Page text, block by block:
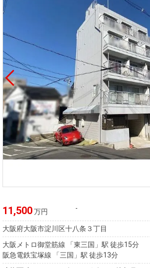
11,500万円 -
大阪府大阪市淀川区十八条３丁目
大阪メトロ御堂筋線 「東三国」駅 徒歩15分
阪急電鉄宝塚線 「三国」駅 徒歩13分